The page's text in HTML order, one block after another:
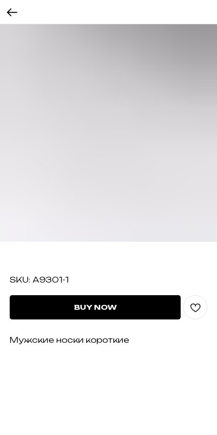
SKU: А9301-1
BUY NOW
Мужские носки короткие